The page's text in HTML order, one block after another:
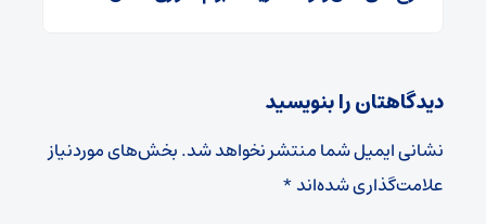
دیدگاهتان را بنویسید
نشانی ایمیل شما منتشر نخواهد شد.بخش‌های موردنیاز
علامت‌گذاری شده‌اند*